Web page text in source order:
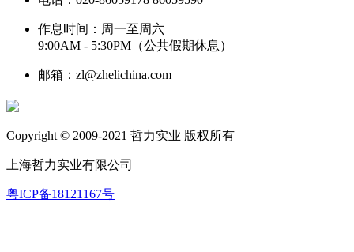
作息时间：周一至周六
9:00AM - 5:30PM（公共假期休息）
邮箱：zl@zhelichina.com
Copyright © 2009-2021 哲力实业 版权所有
上海哲力实业有限公司
粤ICP备18121167号